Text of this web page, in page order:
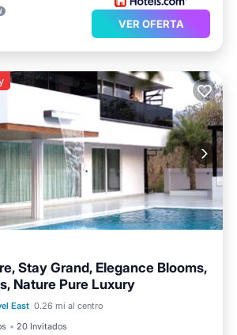
VER OFERTA
Stay Grand, Elegance Blooms,
Nature Pure Luxury
East 0.26 mi al centro
20 Invitados
Internet
niños
Ropa de cama